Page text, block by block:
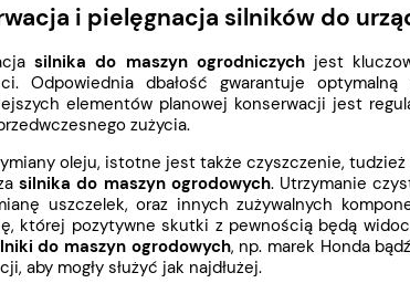
i pielęgnacja silników do
silnika do maszyn ogrodniczychjest
Odpowiednia dbałość gwarantuje
elementów planowej konserwacji jest
zużycia.
oleju, istotne jest także czyszczenie,
silnika do maszyn ogrodowych. Utrzymanie
uszczelek, oraz innych zużywalnych
której pozytywne skutki z pewnością będą
do maszyn ogrodowych, np. marek Honda
aby mogły służyć jak najdłużej.